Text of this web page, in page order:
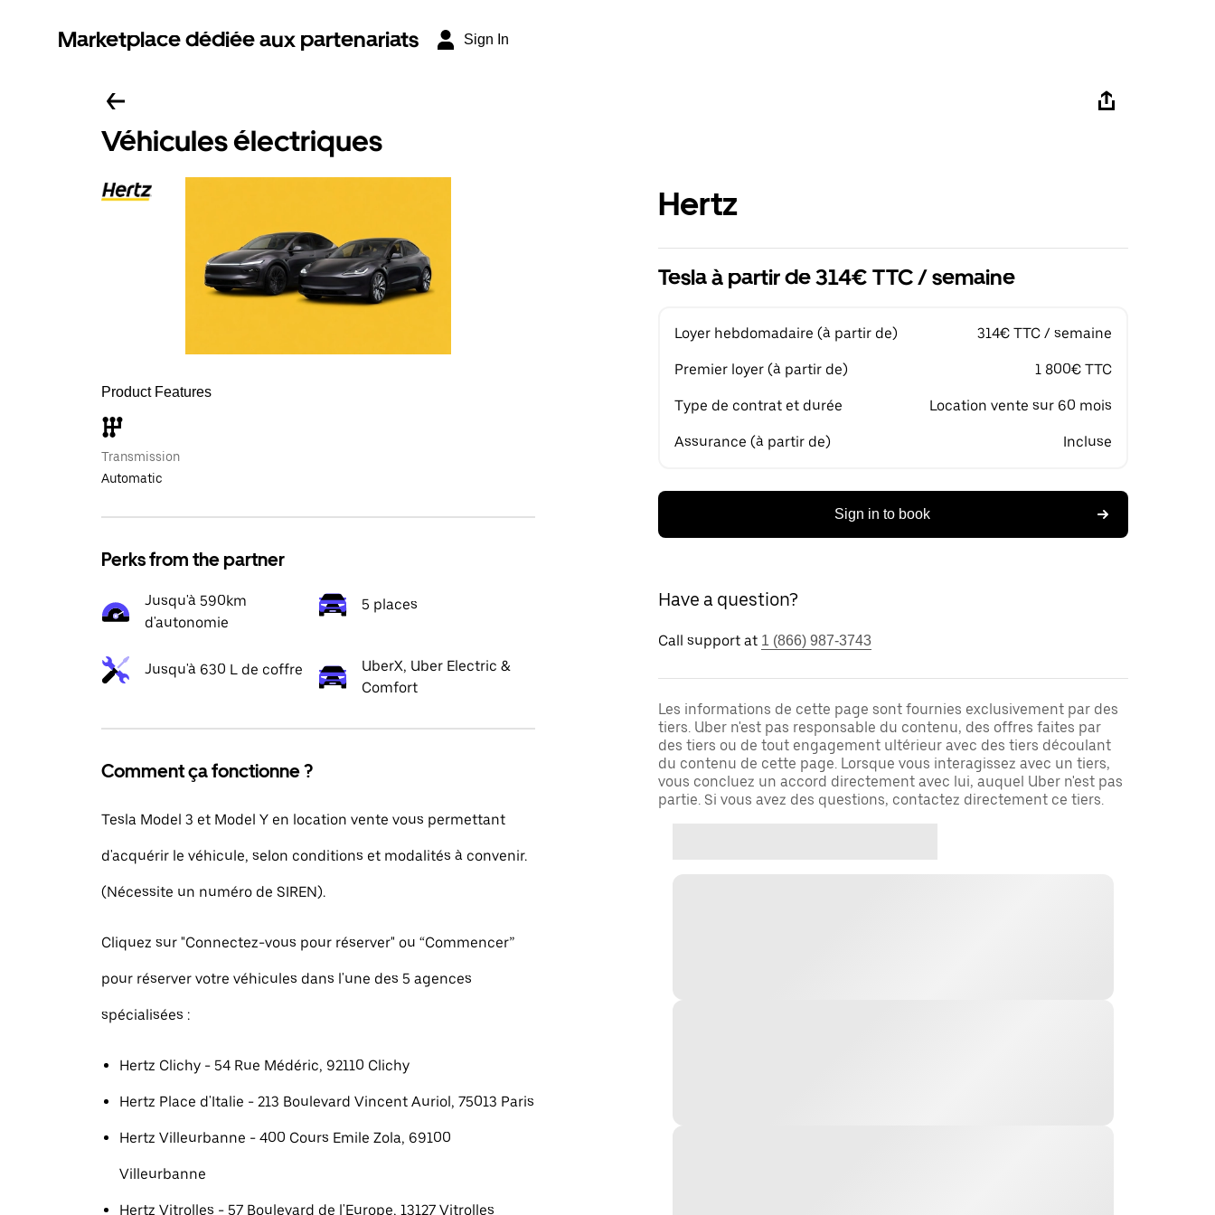
Marketplace dédiée aux partenariats Sign In
Véhicules électriques
Product Features
Transmission
Automatic
Perks from the partner
Jusqu'à 590km
d'autonomie
5 places
Jusqu'à 630 L de coffre
UberX, Uber Electric &
Comfort
Comment ça fonctionne ?
Tesla Model 3 et Model Y en location vente vous permettant
d'acquérir le véhicule, selon conditions et modalités à convenir.
(Nécessite un numéro de SIREN).
Cliquez sur "Connectez-vous pour réserver" ou “Commencer”
pour réserver votre véhicules dans l'une des 5 agences
spécialisées :
Hertz Clichy - 54 Rue Médéric, 92110 Clichy
Hertz Place d'Italie - 213 Boulevard Vincent Auriol, 75013 Paris
Hertz Villeurbanne - 400 Cours Emile Zola, 69100
Villeurbanne
Hertz Vitrolles - 57 Boulevard de l'Europe, 13127 Vitrolles
Hertz
Tesla à partir de 314€ TTC / semaine
Loyer hebdomadaire (à partir de) 314€ TTC / semaine
Premier loyer (à partir de) 1 800€ TTC
Type de contrat et durée Location vente sur 60 mois
Assurance (à partir de) Incluse
Sign in to book
Have a question?
Call support at 1 (866) 987-3743
Les informations de cette page sont fournies exclusivement par des
tiers. Uber n'est pas responsable du contenu, des offres faites par
des tiers ou de tout engagement ultérieur avec des tiers découlant
du contenu de cette page. Lorsque vous interagissez avec un tiers,
vous concluez un accord directement avec lui, auquel Uber n'est pas
partie. Si vous avez des questions, contactez directement ce tiers.